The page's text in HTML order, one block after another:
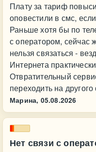
Плату за тариф
оповестили в смс,
Раньше хотя бы по
с оператором, сейчас
нельзя связаться -
Интернета
Отвратительный
переходить на
Марина, 05.08.2026
Нет связи с